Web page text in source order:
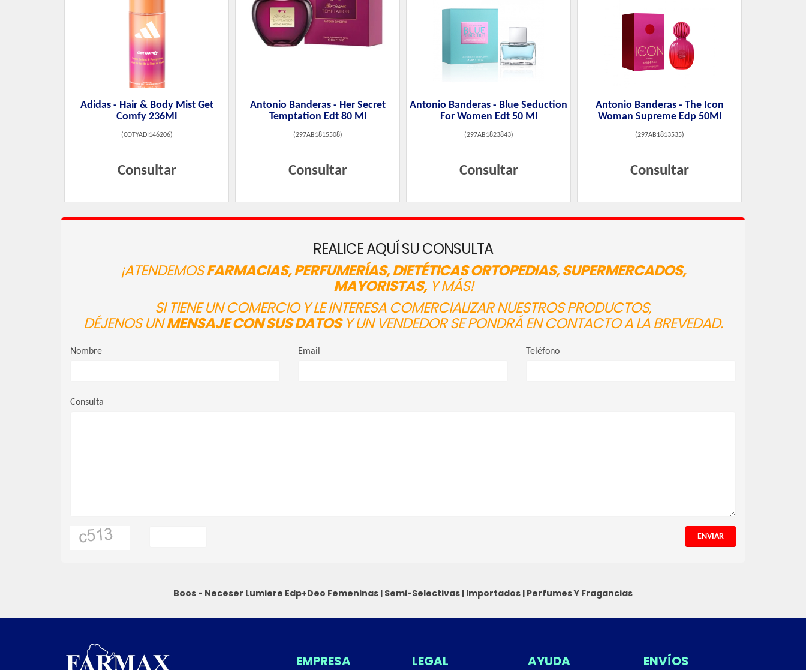
Adidas - Hair & Body Mist Get
Comfy 236Ml
(COTYADI146206)
Consultar
Antonio Banderas - Her Secret
Temptation Edt 80 Ml
(297AB1815508)
Consultar
Antonio Banderas - Blue Seduction
For Women Edt 50 Ml
(297AB1823843)
Consultar
Antonio Banderas - The Icon
Woman Supreme Edp 50Ml
(297AB1813535)
Consultar
REALICE AQUÍ SU CONSULTA
¡ATENDEMOSFARMACIAS, PERFUMERÍAS, DIETÉTICAS ORTOPEDIAS, SUPERMERCADOS,
MAYORISTAS,Y MÁS!
SI TIENE UN COMERCIO Y LE INTERESA COMERCIALIZAR NUESTROS PRODUCTOS,
DÉJENOS UNMENSAJE CON SUS DATOSY UN VENDEDOR SE PONDRÁ EN CONTACTO A LA BREVEDAD.
Nombre Email Teléfono
Consulta
ENVIAR
Boos - Neceser Lumiere Edp+Deo Femeninas | Semi-Selectivas | Importados | Perfumes Y Fragancias
EMPRESA LEGAL AYUDA ENVÍOS